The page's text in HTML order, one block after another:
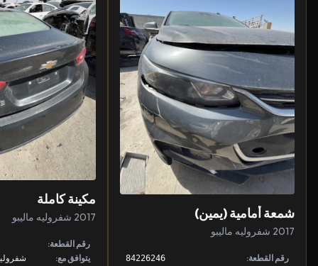
شمعة أمامية (يمين)
2017 شفروليه ماليبو
رقم القطعة: 84226246
مكينة كاملة
2017 شفروليه ماليبو
رقم القطعة:
يتوافق مع:
شفروليه